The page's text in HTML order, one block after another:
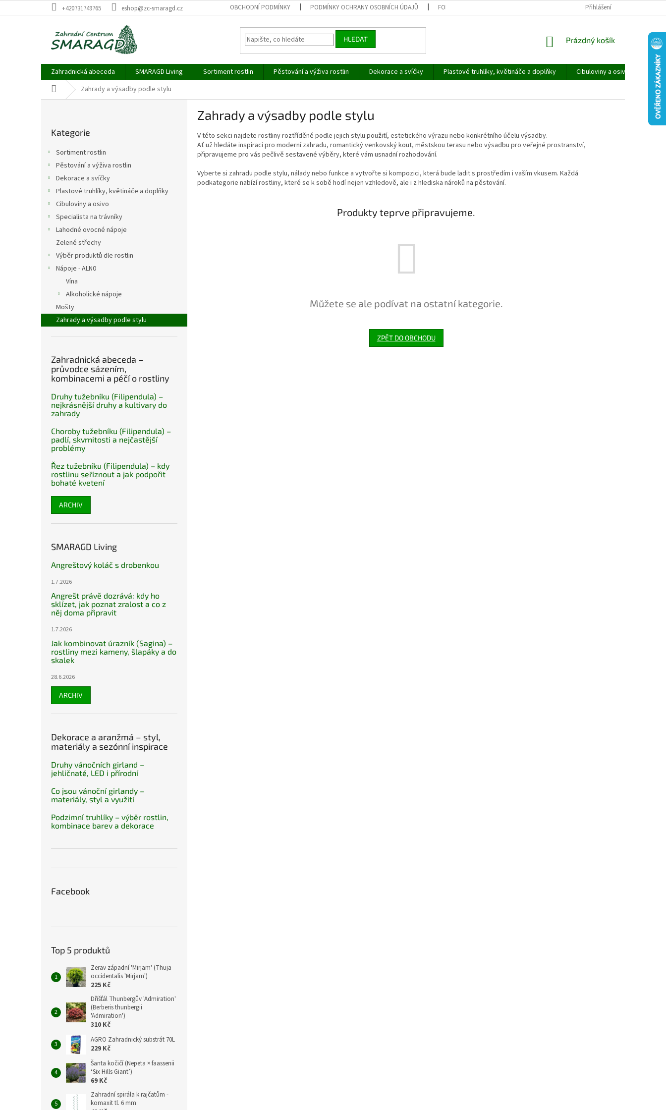
na
+420731749765 eshop@zc-smaragd.cz OBCHODNÍ PODMÍNKY PODMÍNKY OCHRANY OSOBNÍCH ÚDAJŮ FORMULÁŘ PRO UPLATNĚNÍ REKLAMACE REKLAMAČNÍ ŘÁD
Přihlášení
HLEDAT
NÁKUPNÍ
Prázdný košík
Zahradnická abeceda SMARAGD Living Sortiment rostlin Pěstování a výživa rostlin Dekorace a svíčky Plastové truhlíky, květináče a doplňky Cibuloviny a osivo
Domů Zahrady a výsadby podle stylu
kategorie
Kategorie
Sortiment rostlin
Pěstování a výživa rostlin
Dekorace a svíčky
Plastové truhlíky, květináče a doplňky
Cibuloviny a osivo
Specialista na trávníky
Lahodné ovocné nápoje
Zelené střechy
Výběr produktů dle rostlin
Nápoje - ALN0
Vína
Alkoholické nápoje
Mošty
Zahrady a výsadby podle stylu
Zahradnická abeceda –
průvodce sázením,
kombinacemi a péčí o rostliny
Druhy tužebníku (Filipendula) –
nejkrásnější druhy a kultivary do
zahrady
Choroby tužebníku (Filipendula) –
padlí, skvrnitosti a nejčastější
problémy
Řez tužebníku (Filipendula) – kdy
rostlinu seříznout a jak podpořit
bohaté kvetení
ARCHIV
SMARAGD Living
Angreštový koláč s drobenkou
1.7.2026
Angrešt právě dozrává: kdy ho
sklízet, jak poznat zralost a co z
něj doma připravit
1.7.2026
Jak kombinovat úrazník (Sagina) –
rostliny mezi kameny, šlapáky a do
skalek
28.6.2026
ARCHIV
Dekorace a aranžmá – styl,
materiály a sezónní inspirace
Druhy vánočních girland –
jehličnaté, LED i přírodní
Co jsou vánoční girlandy –
materiály, styl a využití
Podzimní truhlíky – výběr rostlin,
kombinace barev a dekorace
Facebook
Top 5 produktů
Zerav západní 'Mirjam' (Thuja
occidentalis 'Mirjam')
225 Kč
Dřišťál Thunbergův 'Admiration'
(Berberis thunbergii
'Admiration')
310 Kč
AGRO Zahradnický substrát 70L
229 Kč
Šanta kočičí (Nepeta × faassenii
‘Six Hills Giant’)
69 Kč
Zahradní spirála k rajčatům -
komaxit tl. 6 mm
Zahrady a výsadby podle stylu
V této sekci najdete rostliny roztříděné podle jejich stylu použití, estetického výrazu nebo konkrétního účelu výsadby.
Ať už hledáte inspiraci pro moderní zahradu, romantický venkovský kout, městskou terasu nebo výsadbu pro veřejné prostranství,
připravujeme pro vás pečlivě sestavené výběry, které vám usnadní rozhodování.
Vyberte si zahradu podle stylu, nálady nebo funkce a vytvořte si kompozici, která bude ladit s prostředím i vaším vkusem. Každá
podkategorie nabízí rostliny, které se k sobě hodí nejen vzhledově, ale i z hlediska nároků na pěstování.
Produkty teprve připravujeme.
Můžete se ale podívat na ostatní kategorie.
ZPĚT DO OBCHODU